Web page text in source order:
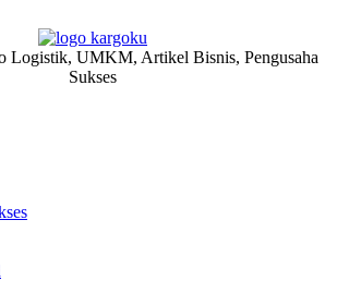
Logistik, UMKM, Artikel Bisnis, Pengusaha
Sukses